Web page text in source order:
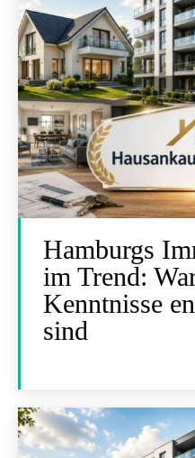
Hamburgs
im Trend:
Kenntnisse
sind